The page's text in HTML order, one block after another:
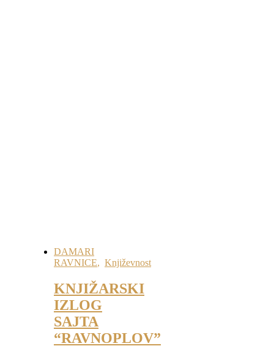
DAMARI
RAVNICE, Književnost
KNJIŽARSKI
IZLOG
SAJTA
“RAVNOPLOV”